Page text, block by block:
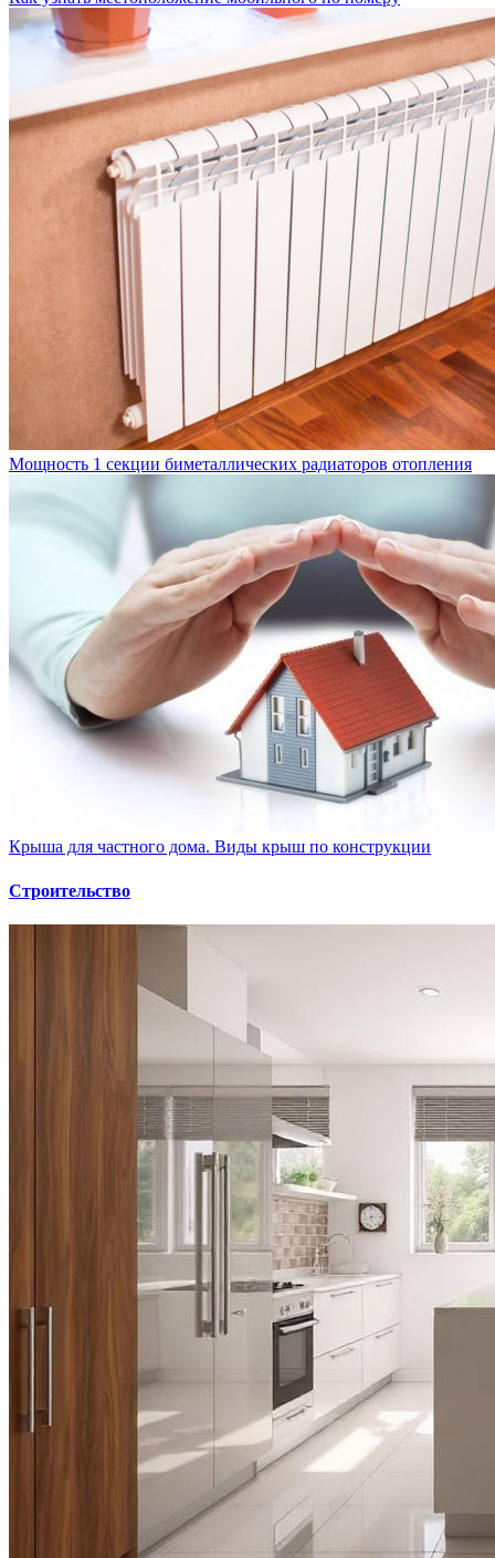
Мощность 1 секции биметаллических радиаторов отопления
Крыша для частного дома. Виды крыш по конструкции
Строительство